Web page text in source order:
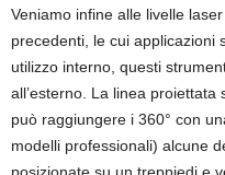
Veniamo infine alle livelle
precedenti, le cui applicazioni
utilizzo interno, questi
all’esterno. La linea
può raggiungere i 360° con
modelli professionali) alcune